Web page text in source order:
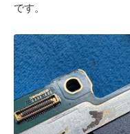
です。